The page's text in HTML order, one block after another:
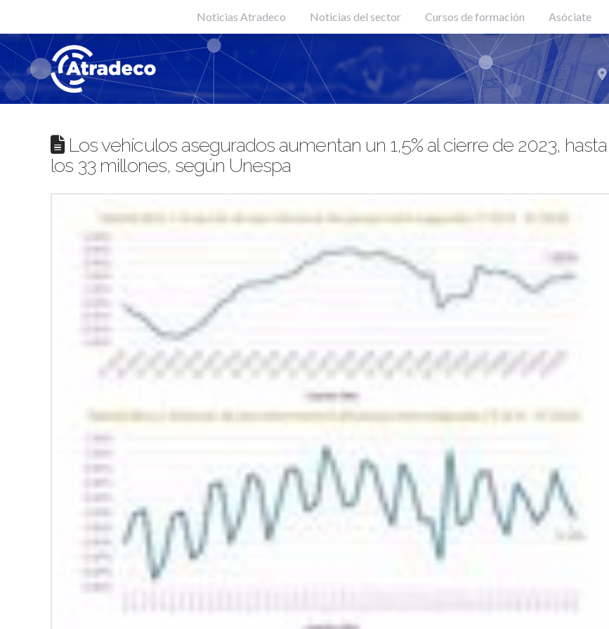
Noticias Atradeco Noticias del sector Cursos de formación Asóciate
Los vehículos asegurados aumentan un 1,5% al cierre de 2023, hasta
los 33 millones, según Unespa